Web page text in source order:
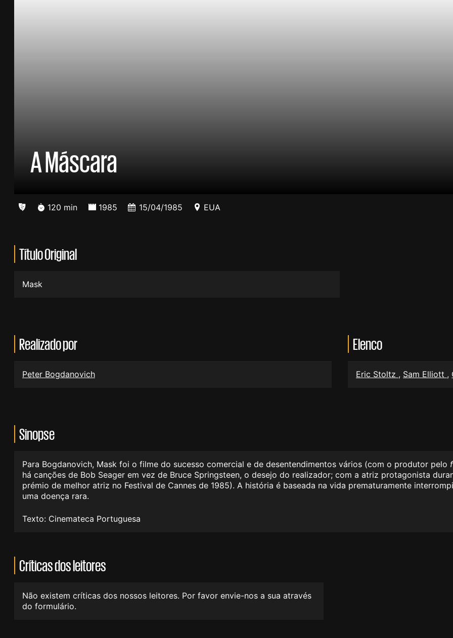
A Máscara
120 min 1985 15/04/1985 EUA
Título Original
Mask
Realizado por
Peter Bogdanovich
Elenco
Eric Stoltz , Sam Elliott ,
Sinopse
Para Bogdanovich, Mask foi o filme do sucesso comercial e de desentendimentos vários (com o produtor pelo
há canções de Bob Seager em vez de Bruce Springsteen, o desejo do realizador; com a atriz protagonista
prémio de melhor atriz no Festival de Cannes de 1985). A história é baseada na vida prematuramente
uma doença rara.
Texto: Cinemateca Portuguesa
Críticas dos leitores
Não existem críticas dos nossos leitores. Por favor envie-nos a sua através
do formulário.